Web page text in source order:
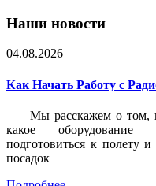
Наши новости
04.08.2026
Как Начать Работу с
Мы расскажем о том,
какое оборудование
подготовиться к полету
посадок